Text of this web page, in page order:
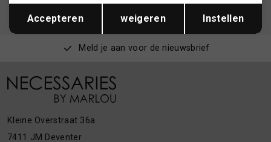
privacyverklaring.
Meld je aan voor de nieuwsbrief
Kleine Overstraat 36a
7411 JM Deventer
Terug Opslaan
Accepteren weigeren Instellen